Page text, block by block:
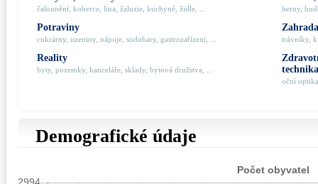
čalounění, koberce, lina, žaluzie, kuchyně, židle, ...
Potraviny
cukrárny, uzeniny, nápoje, sodobary, gastrozařízení, ...
Reality
byty, pozemky, kanceláře, sklady, bytová družstva, ...
herny,
trávníky,
technika
oční
Demografické údaje